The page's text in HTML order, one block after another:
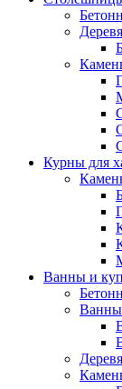
Курны для
Ванны и
Ванны